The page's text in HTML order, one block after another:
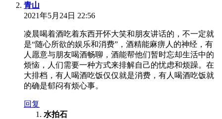
青山
2021年5月24日 22:56
凌晨喝着酒吃着东西开怀大笑和朋友讲话的，不一定就
是“随心所欲的娱乐和消费”，酒精能麻痹人的神经，有
人愿意与朋友喝酒畅聊，酒能帮他们暂时忘却生活中的
烦恼，人们需要一种方式来排解自己的忧虑和烦躁。在
大排档，有人喝酒吃饭仅仅就是消费，有人喝酒吃饭就
的确是郁闷有烦心事。
回复
水拍石